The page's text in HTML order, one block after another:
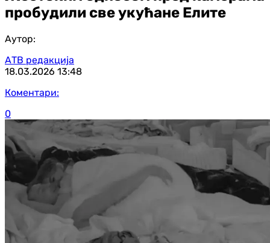
пробудили све укућане Елите
Аутор:
АТВ редакција
18.03.2026 13:48
Коментари:
0